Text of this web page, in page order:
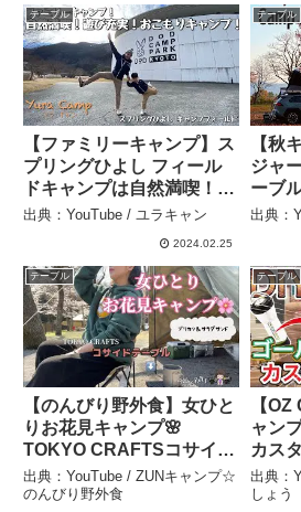
テーブル
【ファミリーキャンプ】ス
プリングひよし フィール
ドキャンプは自然満喫！遊
び充実キャンプ場！温泉も
出典：YouTube / ユラキャン
2024.02.25
テーブル
【秋
ジャ
ーブ
Rack
ント
出典：
テーブル
【のんびり野外食】女ひと
りお花見キャンプ🌸
TOKYO CRAFTSコサイド
テーブル《ブリカツ、サラ
ダパン》#バンドックソロ
出典：YouTube / ZUNキャンプ☆
のんびり野外食
テーブル
【
ャン
カス
らま
プど
出典：
しょう